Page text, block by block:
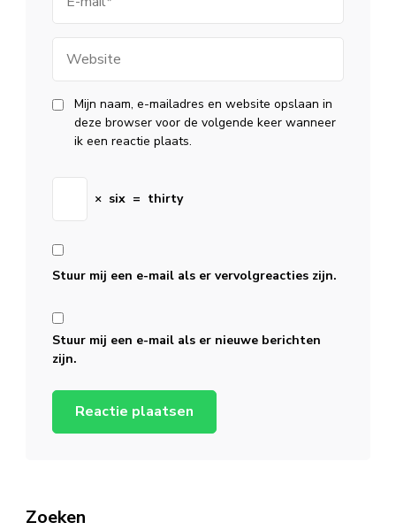
mail
Mijn naam, e-mailadres en website opslaan in
deze browser voor de volgende keer wanneer
ik een reactie plaats.
× six = thirty
Stuur mij een e-mail als er vervolgreacties zijn.
Stuur mij een e-mail als er nieuwe berichten
zijn.
Zoeken